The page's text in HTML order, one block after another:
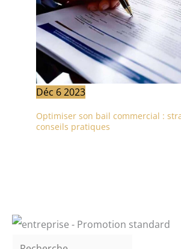
Déc 62023
Optimiser son bail commercial :
conseils pratiques